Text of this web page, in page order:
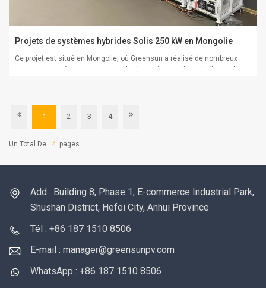
Projets de systèmes hybrides Solis 250 kW en Mongolie
Ce projet est situé en Mongolie, où Greensun a réalisé de nombreux
projets.Ce système se compose de deux pièces Solis Hybride 125 kW
1 2 3 4
Un Total De 4 Pages
Add : Building 8, Phase 1, E-commerce Industrial Park,
Shushan District, Hefei City, Anhui Province
Tél : +86 187 1510 8506
E-mail : manager@greensunpv.com
WhatsApp : +86 187 1510 8506